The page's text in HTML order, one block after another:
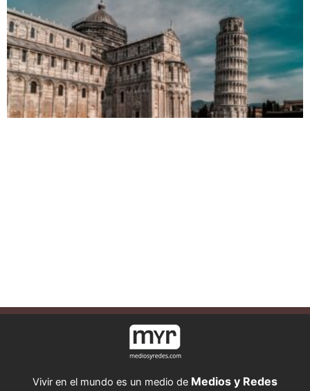
Vivir en el mundo es un medio de Medios y Redes